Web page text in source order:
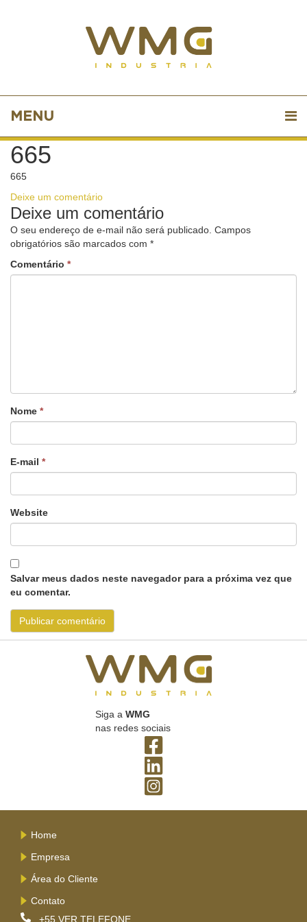
MENU
665
665
Deixe um comentário
Deixe um comentário
O seu endereço de e-mail não será publicado. Campos
obrigatórios são marcados com *
Comentário *
Nome *
E-mail *
Website
Salvar meus dados neste navegador para a próxima vez que
eu comentar.
Siga a WMG
nas redes sociais
Home
Empresa
Área do Cliente
Contato
+55 VER TELEFONE